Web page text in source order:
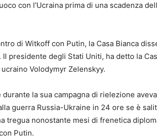
con l’Ucraina prima di una scadenza
di Witkoff con Putin, la Casa Bianca
Il presidente degli Stati Uniti, ha detto la
Volodymyr Zelenskyy.
durante la sua campagna di rielezione
guerra Russia-Ukraine in 24 ore se è
tregua nonostante mesi di frenetica
Putin.